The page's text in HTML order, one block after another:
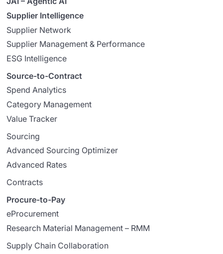
Supplier Intelligence
Supplier Network
Supplier Management & Performance
ESG Intelligence
Source-to-Contract
Spend Analytics
Category Management
Value Tracker
Sourcing
Advanced Sourcing Optimizer
Advanced Rates
Contracts
Procure-to-Pay
eProcurement
Research Material Management – RMM
Supply Chain Collaboration